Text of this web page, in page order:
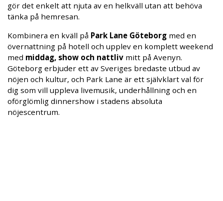
gör det enkelt att njuta av en helkväll utan att behöva
tänka på hemresan.
Kombinera en kväll på Park Lane Göteborg med en
övernattning på hotell och upplev en komplett weekend
med middag, show och nattliv mitt på Avenyn.
Göteborg erbjuder ett av Sveriges bredaste utbud av
nöjen och kultur, och Park Lane är ett självklart val för
dig som vill uppleva livemusik, underhållning och en
oförglömlig dinnershow i stadens absoluta
nöjescentrum.